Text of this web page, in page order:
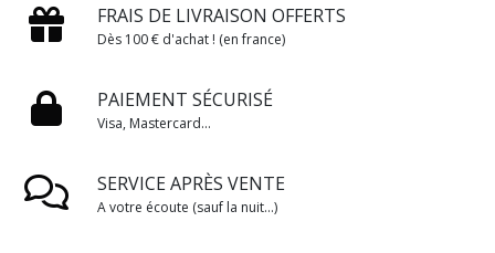
FRAIS DE LIVRAISON OFFERTS
Dès 100 € d'achat ! (en france)
PAIEMENT SÉCURISÉ
Visa, Mastercard...
SERVICE APRÈS VENTE
A votre écoute (sauf la nuit...)